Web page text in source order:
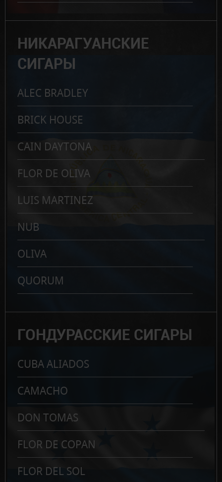
НИКАРАГУАНСКИЕ
СИГАРЫ
ALEC BRADLEY
BRICK HOUSE
CAIN DAYTONA
FLOR DE OLIVA
LUIS MARTINEZ
NUB
OLIVA
QUORUM
ГОНДУРАССКИЕ СИГАРЫ
CUBA ALIADOS
CAMACHO
DON TOMAS
FLOR DE COPAN
FLOR DEL SOL